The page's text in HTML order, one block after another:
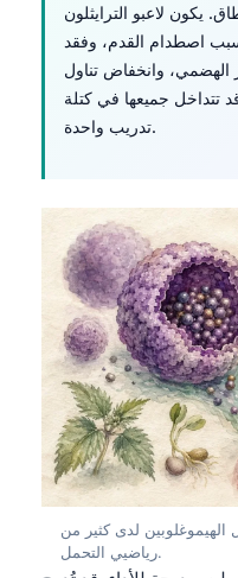
يكون لاعبو الترايثلون
اصطدام القدم، وفقد
الهضمي، وانخفاض تناول
تتداخل جميعها في كتلة
تدريب واحدة.
الهيموغلوبين لدى كثير من
رياضيي التحمل.